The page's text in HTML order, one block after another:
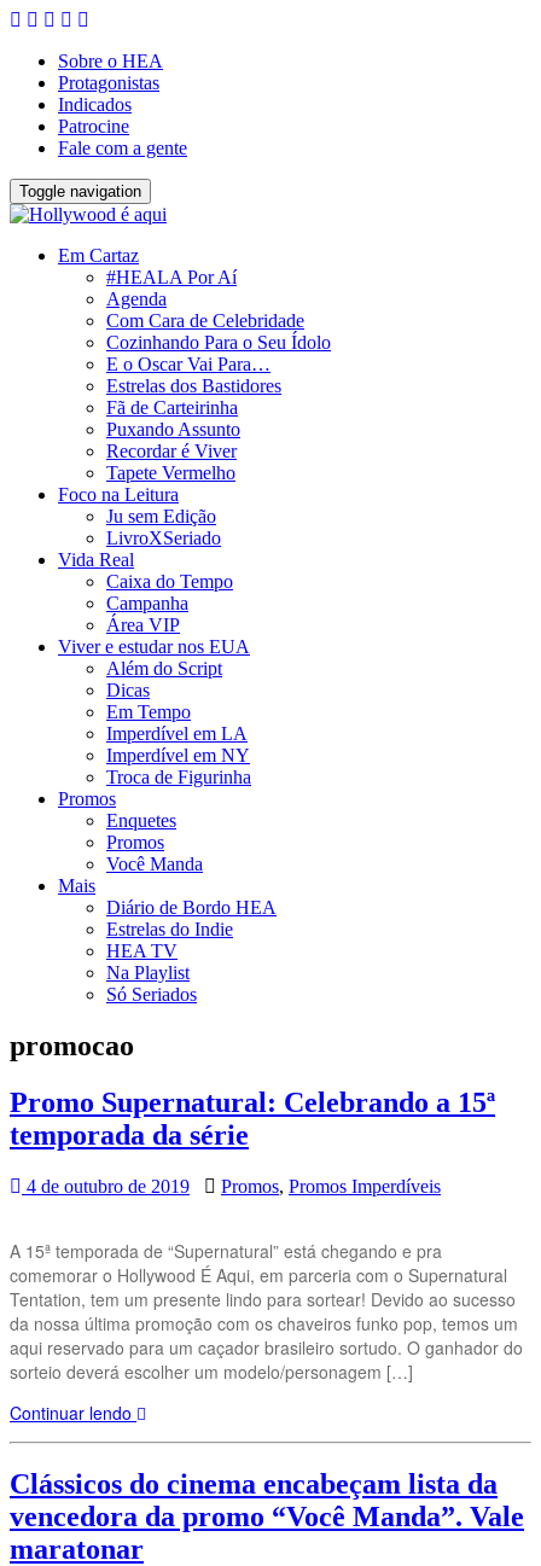
Sobre o HEA
Protagonistas
Indicados
Patrocine
Fale com a gente
Toggle navigation
Em Cartaz
#HEALA Por Aí
Agenda
Com Cara de Celebridade
Cozinhando Para o Seu Ídolo
E o Oscar Vai Para…
Estrelas dos Bastidores
Fã de Carteirinha
Puxando Assunto
Recordar é Viver
Tapete Vermelho
Foco na Leitura
Ju sem Edição
LivroXSeriado
Vida Real
Caixa do Tempo
Campanha
Área VIP
Viver e estudar nos EUA
Além do Script
Dicas
Em Tempo
Imperdível em LA
Imperdível em NY
Troca de Figurinha
Promos
Enquetes
Promos
Você Manda
Mais
Diário de Bordo HEA
Estrelas do Indie
HEA TV
Na Playlist
Só Seriados
promocao
Promo Supernatural: Celebrando a 15ª
temporada da série
4 de outubro de 2019 Promos, Promos Imperdíveis
A 15ª temporada de “Supernatural” está chegando e pra
comemorar o Hollywood É Aqui, em parceria com o Supernatural
Tentation, tem um presente lindo para sortear! Devido ao sucesso
da nossa última promoção com os chaveiros funko pop, temos um
aqui reservado para um caçador brasileiro sortudo. O ganhador do
sorteio deverá escolher um modelo/personagem […]
Continuar lendo
Clássicos do cinema encabeçam lista da
vencedora da promo “Você Manda”. Vale
maratonar